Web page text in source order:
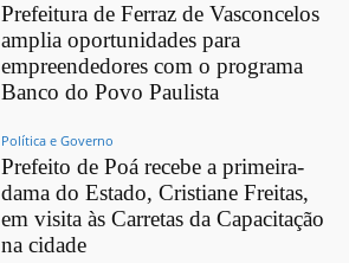
Prefeitura de Ferraz de Vasconcelos
amplia oportunidades para
empreendedores com o programa
Banco do Povo Paulista
Política e Governo
Prefeito de Poá recebe a primeira-
dama do Estado, Cristiane Freitas,
em visita às Carretas da Capacitação
na cidade